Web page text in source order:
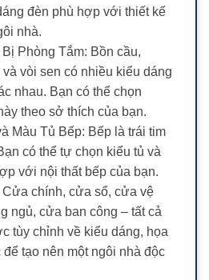
đèn phù hợp với thiết kế
nhà.
Phòng Tắm: Bồn cầu,
vòi sen có nhiều kiểu dáng
nhau. Bạn có thể chọn
theo sở thích của bạn.
Màu Tủ Bếp: Bếp là trái tim
có thể tự chọn kiểu tủ và
với nội thất bếp của bạn.
chính, cửa sổ, cửa vệ
ngủ, cửa ban công – tất cả
tùy chỉnh về kiểu dáng, họa
để tạo nên một ngôi nhà độc